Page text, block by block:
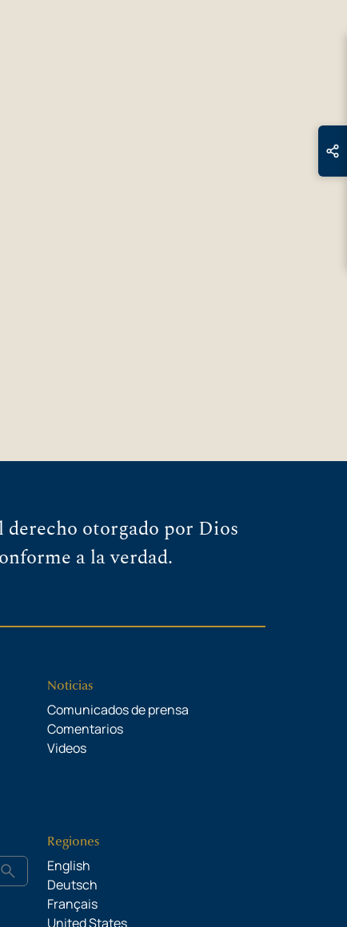
otorgado por Dios
a la verdad.
Noticias
Comunicados de prensa
Comentarios
Videos
search
Regiones
English
Deutsch
Français
United States